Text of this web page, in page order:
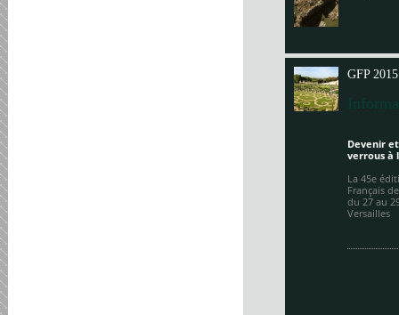
GFP 2015
Devenir
verrous à
La 45e
Français
du 27 au
Versailles